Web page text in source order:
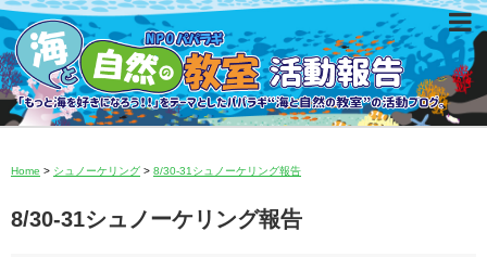
Home > シュノーケリング > 8/30-31シュノーケリング報告
8/30-31シュノーケリング報告